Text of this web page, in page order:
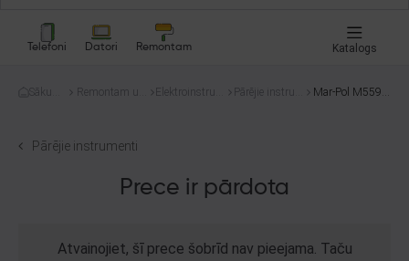
Telefoni Datori Remontam Katalogs
Sākum
Remontam un
Elektroinstru
Pārējie instru
Mar-Pol M5590
Pārējie instrumenti
Prece ir pārdota
Atvainojiet, šī prece šobrīd nav pieejama. Taču